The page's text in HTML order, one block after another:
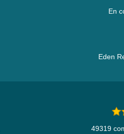
En
Eden
49319